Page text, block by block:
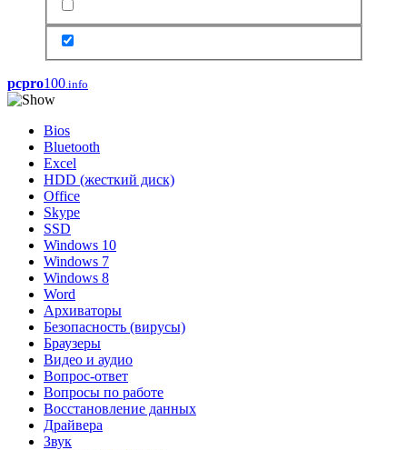
pcpro100.info
Bios
Bluetooth
Excel
HDD (жесткий диск)
Office
Skype
SSD
Windows 10
Windows 7
Windows 8
Word
Архиваторы
Безопасность (вирусы)
Браузеры
Видео и аудио
Вопрос-ответ
Вопросы по работе
Восстановление данных
Драйвера
Звук